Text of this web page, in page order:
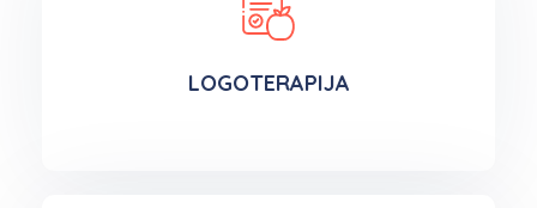
LOGOTERAPIJA